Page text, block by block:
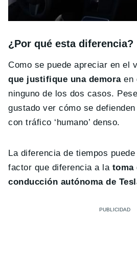
¿Por qué esta diferencia?
Como se puede apreciar en el
que justifique una demoraen
ninguno de los dos casos.
gustado ver cómo se
con tráfico ‘humano’ denso.
La diferencia de tiempos
factor que diferencia a la toma
conducción autónoma de